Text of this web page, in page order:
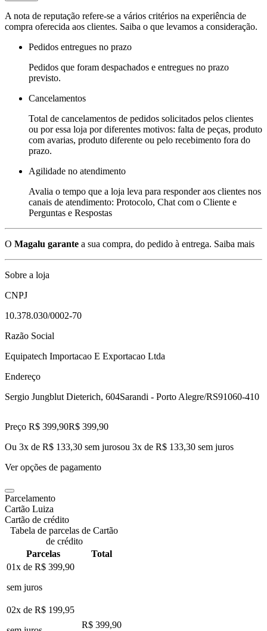
A nota de reputação refere-se a vários critérios na experiência de
compra oferecida aos clientes. Saiba o que levamos a consideração.
Pedidos entregues no prazo
Pedidos que foram despachados e entregues no prazo
previsto.
Cancelamentos
Total de cancelamentos de pedidos solicitados pelos clientes
ou por essa loja por diferentes motivos: falta de peças, produto
com avarias, produto diferente ou pelo recebimento fora do
prazo.
Agilidade no atendimento
Avalia o tempo que a loja leva para responder aos clientes nos
canais de atendimento: Protocolo, Chat com o Cliente e
Perguntas e Respostas
O Magalu garante a sua compra, do pedido à entrega. Saiba mais
Sobre a loja
CNPJ
10.378.030/0002-70
Razão Social
Equipatech Importacao E Exportacao Ltda
Endereço
Sergio Jungblut Dieterich, 604Sarandi - Porto Alegre/RS91060-410
Preço R$ 399,90R$ 399,90
Ou 3x de R$ 133,30 sem jurosou 3x de R$ 133,30 sem juros
Ver opções de pagamento
Parcelamento
Cartão Luiza
Cartão de crédito
Tabela de parcelas de Cartão
de crédito
Parcelas
Total
01x de R$ 399,90
sem juros
02x de R$ 199,95
R$ 399,90